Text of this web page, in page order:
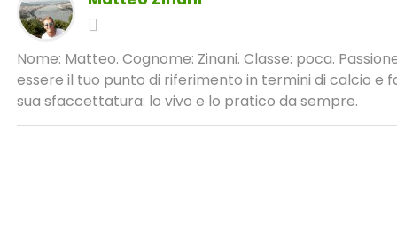
Nome: Matteo. Cognome: Zinani. Classe: poca.
essere il tuo punto di riferimento in termini di calcio e
sua sfaccettatura: lo vivo e lo pratico da sempre.